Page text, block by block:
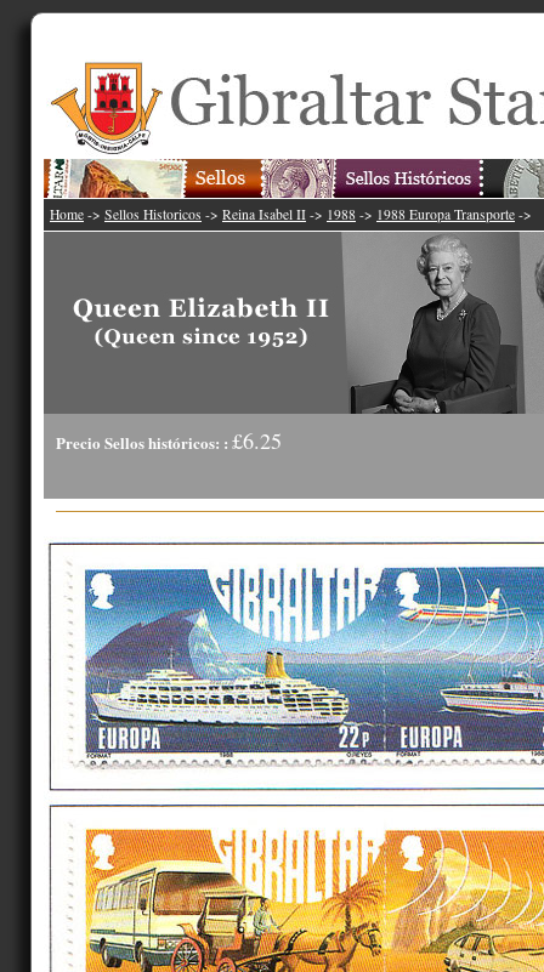
Home -> Sellos Historicos -> Reina Isabel II -> 1988 -> 1988 Europa Transporte ->
Precio Sellos históricos: : £6.25